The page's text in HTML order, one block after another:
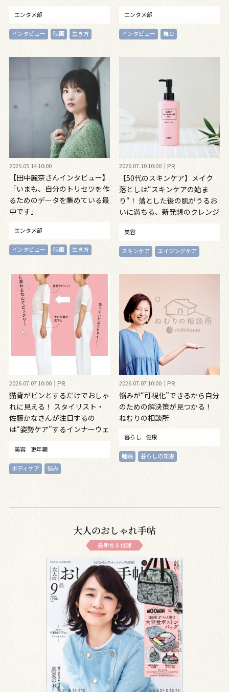
エンタメ部
インタビュー 映画 生き方
エンタメ部
インタビュー 舞台
2025.05.14 10:00
【田中麗奈さんインタビュー】
「いまも、自分のトリセツを作
るためのデータを集めている最
中です」
エンタメ部
インタビュー 映画 生き方
2026.07.10 10:00 PR
【50代のスキンケア】メイク
落としは“スキンケアの始ま
り“！ 落とした後の肌がうるお
いに満ちる、新発想のクレンジ
美容
スキンケア エイジングケア
2026.07.07 10:00 PR
猫背がピンとするだけでおしゃ
れに見える！ スタイリスト・
佐藤かなさんが注目するの
は“姿勢ケア”するインナーウェ
美容 更年期
ボディケア 悩み
2026.07.07 10:00 PR
悩みが“可視化”できるから自分
のための解決策が見つかる！
ねむりの相談所
暮らし 健康
睡眠 暮らしの知恵
大人のおしゃれ手帖
最新号＆付録